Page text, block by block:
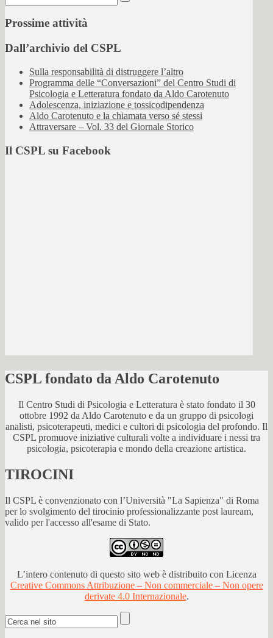
Prossime attività
Dall’archivio del CSPL
Sulla responsabilità di distruggere l’altro
Programma delle “Conversazioni” del Centro Studi di
Psicologia e Letteratura fondato da Aldo Carotenuto
Adolescenza, iniziazione e tossicodipendenza
Aldo Carotenuto e la chiamata verso sé stessi
Attraversare – Vol. 33 del Giornale Storico
Il CSPL su Facebook
CSPL fondato da Aldo Carotenuto
Il Centro Studi di Psicologia e Letteratura è stato fondato il 30
ottobre 1992 da Aldo Carotenuto e da un gruppo di psicologi
analisti, psicoterapeuti, medici e cultori di psicologia del profondo. Il
CSPL promuove iniziative culturali volte a individuare i nessi tra
psicologia, psicoterapia e mondo della creazione artistica.
TIROCINI
Il CSPL è convenzionato con l’Università "La Sapienza" di Roma
per lo svolgimento del tirocinio professionalizzante post lauream,
valido per l'accesso all'esame di Stato.
L’intero contenuto di questo sito web è distribuito con Licenza
Creative Commons Attribuzione – Non commerciale – Non opere
derivate 4.0 Internazionale.